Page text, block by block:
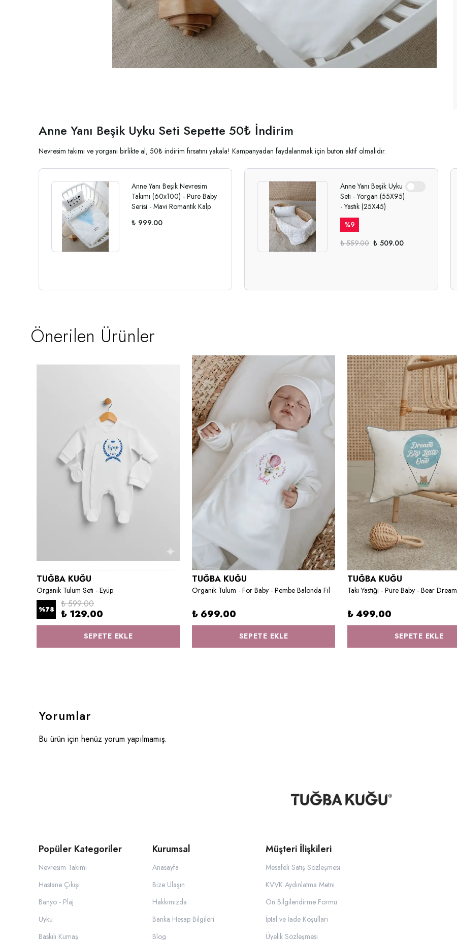
Anne Yanı Beşik Uyku Seti Sepette 50₺ İndirim
Nevresim takımı ve yorganı birlikte al, 50₺ indirim fırsatını yakala! Kampanyadan faydalanmak için buton aktif olmalıdır.
Anne Yanı Beşik Nevresim
Takımı (60x100) - Pure Baby
Serisi - Mavi Romantik Kalp
₺ 999.00
Anne Yanı Beşik Uyku
Seti - Yorgan (55X95)
- Yastık (25X45)
%9
₺ 559.00 ₺ 509.00
Önerilen Ürünler
TUĞBA KUĞU
Organik Tulum Seti - Eyüp
%78 ₺ 599.00
₺ 129.00
SEPETE EKLE
TUĞBA KUĞU
Organik Tulum - For Baby - Pembe Balonda Fil
₺ 699.00
SEPETE EKLE
TUĞBA KUĞU
Takı Yastığı - Pure Baby - Bear Dream
₺ 499.00
SEPETE EKLE
Yorumlar
Bu ürün için henüz yorum yapılmamış.
Popüler Kategoriler
Nevresim Takımı
Hastane Çıkışı
Banyo - Plaj
Uyku
Baskılı Kumaş
Kurumsal
Anasayfa
Bize Ulaşın
Hakkımızda
Banka Hesap Bilgileri
Blog
Müşteri İlişkileri
Mesafeli Satış Sözleşmesi
KVVK Aydınlatma Metni
Ön Bilgilendirme Formu
İptal ve İade Koşulları
Üyelik Sözleşmesi